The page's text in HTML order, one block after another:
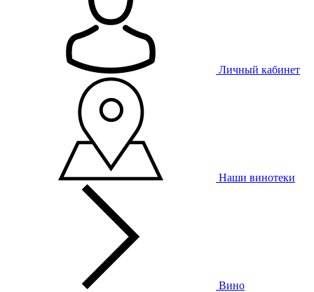
Личный кабинет
Наши винотеки
Вино